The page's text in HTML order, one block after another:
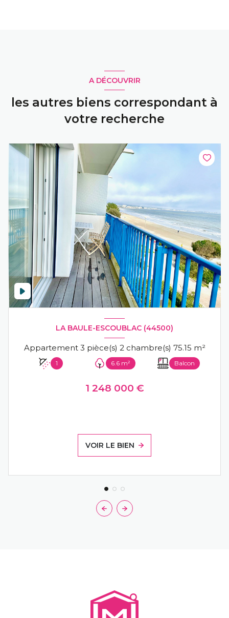
A DÉCOUVRIR
les autres biens correspondant à
votre recherche
LA BAULE-ESCOUBLAC (44500)
Appartement 3 pièce(s) 2 chambre(s) 75.15 m²
1 6.6 m² Balcon
1 248 000 €
VOIR LE BIEN